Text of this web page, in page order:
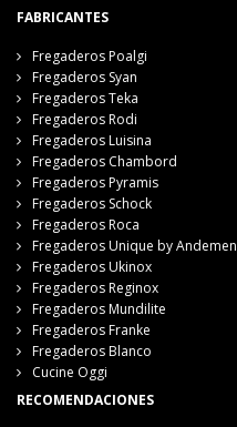
FABRICANTES
Fregaderos Poalgi
Fregaderos Syan
Fregaderos Teka
Fregaderos Rodi
Fregaderos Luisina
Fregaderos Chambord
Fregaderos Pyramis
Fregaderos Schock
Fregaderos Roca
Fregaderos Unique by Andemen
Fregaderos Ukinox
Fregaderos Reginox
Fregaderos Mundilite
Fregaderos Franke
Fregaderos Blanco
Cucine Oggi
RECOMENDACIONES